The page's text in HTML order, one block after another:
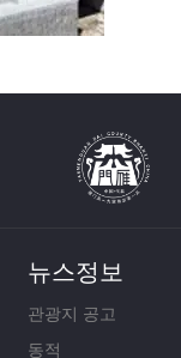
뉴스정보
관광지 공고
동적